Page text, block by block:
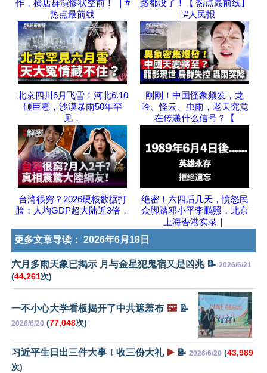
作，横店群演惨状空前！ ｜#
热点最前线
路都没了！【 热点最前线】
｜#人民报
北京四川6月飞雪！河北6.10
砸巨雹，沙漠暴雨50年罕
见，
刚刚！中国怪象频发，龙
吟、怪云、虫雨，老天究竟
在传递什么信号？【
台湾很穷？2026硬核数据打
脸：人均GDP超大陆近3倍，
绝密！六四后几天，愤怒民
众脚踏邓小平李鹏照，北京
上海香港实录｜
更多文章导读： 2026年6月18日
六月多雨天象已揭示 月与金星犯鬼宿又是凶兆 📝 2026/6/21
(44,261次)
一不小心大学看板揭开了中共遮羞布 🖼️📝
2026/6/20 (77,048次)
习近平生日出三件大事！收三份大礼 ▶️ 📝 2026/6/20 (43,989
次)